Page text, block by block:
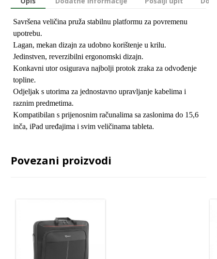
Savršena veličina pruža stabilnu platformu za povremenu
upotrebu.
Lagan, mekan dizajn za udobno korištenje u krilu.
Jedinstven, reverzibilni ergonomski dizajn.
Konkavni utor osigurava najbolji protok zraka za odvođenje
topline.
Odjeljak s utorima za jednostavno upravljanje kabelima i
raznim predmetima.
Kompatibilan s prijenosnim računalima sa zaslonima do 15,6
inča, iPad uređajima i svim veličinama tableta.
Povezani proizvodi